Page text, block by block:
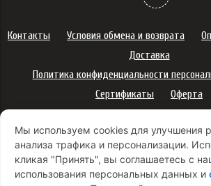
Мы используем cookies для улучшения
анализа трафика и персонализации.
кликая "Принять", вы соглашаетесь с
использования персональных данных и
Контакты Условия обмена и возврата
Доставка
Политика конфиденциальности
Сертификаты
Оферта
Правила ухода за одеждой
Условия использования Cookie-
Согласие на рекламную